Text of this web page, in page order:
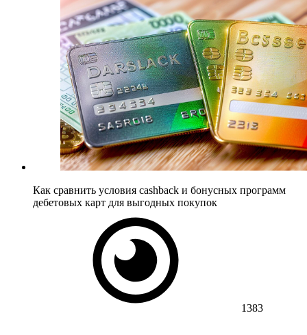
Как сравнить условия cashback и бонусных программ
дебетовых карт для выгодных покупок
1383